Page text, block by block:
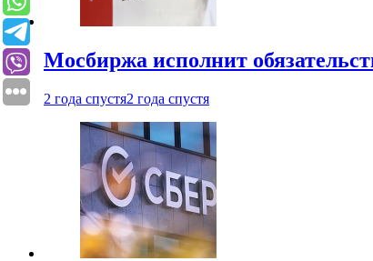
Мосбиржа исполнит
2 года спустя2 года спустя